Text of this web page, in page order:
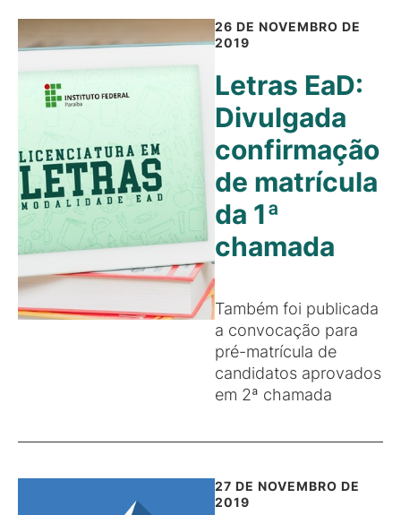
26 DE NOVEMBRO DE
2019
Letras EaD:
Divulgada
confirmação
de matrícula
da 1ª
chamada
Também foi publicada
a convocação para
pré-matrícula de
candidatos aprovados
em 2ª chamada
27 DE NOVEMBRO DE
2019